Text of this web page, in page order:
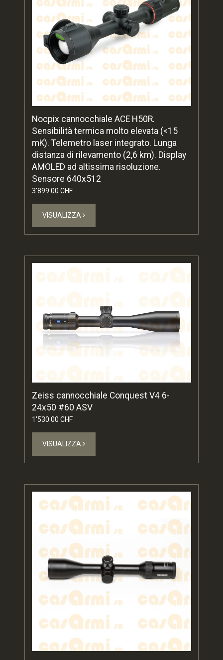
Nocpix cannocchiale ACE H50R.
Sensibilità termica molto elevata (<15
mK). Telemetro laser integrato. Lunga
distanza di rilevamento (2,6 km). Display
AMOLED ad altissima risoluzione.
Sensore 640x512
3'899.00 CHF
VISUALIZZA
Zeiss cannocchiale Conquest V4 6-
24x50 #60 ASV
1'530.00 CHF
VISUALIZZA